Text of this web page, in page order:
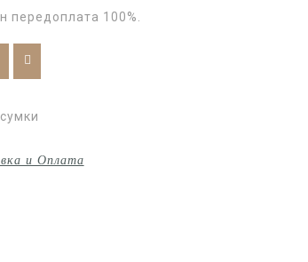
передоплата 100%.
и Оплата